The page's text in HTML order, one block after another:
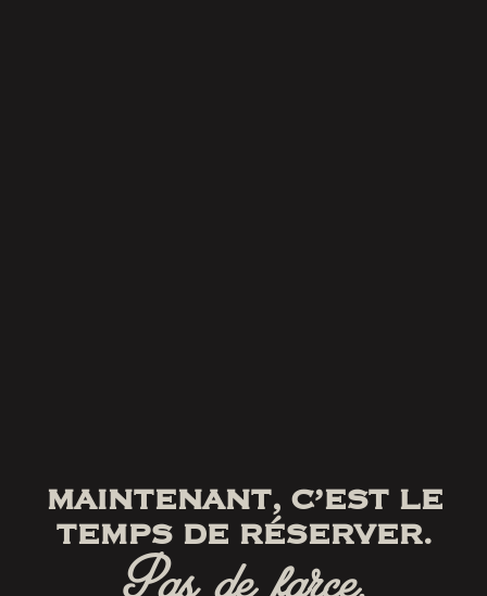
MAINTENANT, C’EST LE
TEMPS DE RÉSERVER.
Pas de farce.